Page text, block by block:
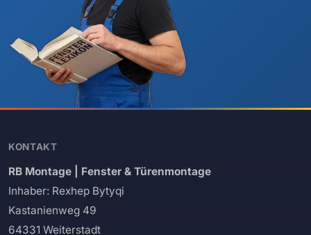
KONTAKT
RB Montage | Fenster & Türenmontage
Inhaber: Rexhep Bytyqi
Kastanienweg 49
64331 Weiterstadt